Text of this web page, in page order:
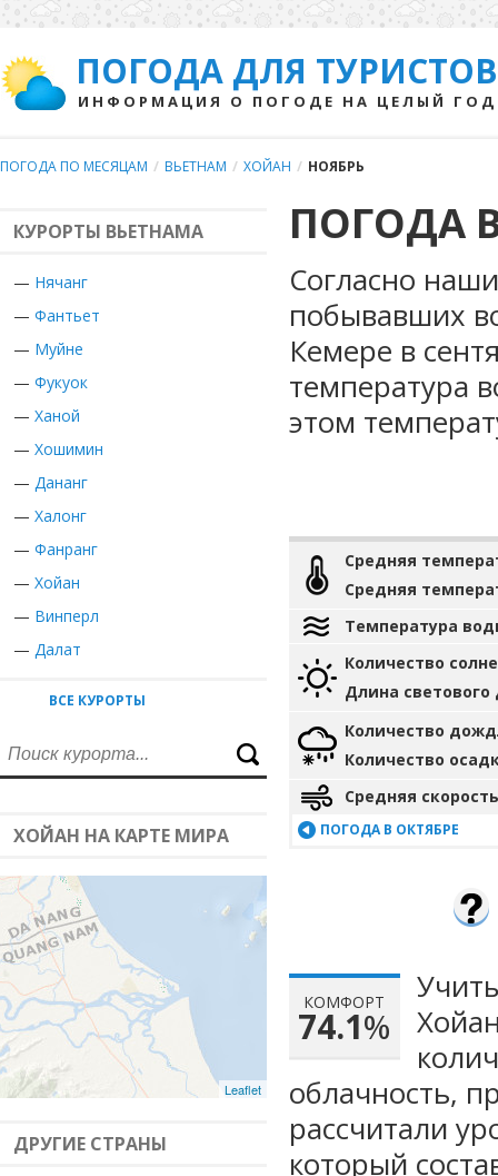
ПОГОДА ДЛЯ ТУРИСТОВ
ИНФОРМАЦИЯ О ПОГОДЕ НА ЦЕЛЫЙ ГОД
ПОГОДА ПО МЕСЯЦАМ / ВЬЕТНАМ / ХОЙАН / НОЯБРЬ
КУРОРТЫ ВЬЕТНАМА
— Нячанг
— Фантьет
— Муйне
— Фукуок
— Ханой
— Хошимин
— Дананг
— Халонг
— Фанранг
— Хойан
— Винперл
— Далат
ВСЕ КУРОРТЫ
ХОЙАН НА КАРТЕ МИРА
Leaflet
ДРУГИЕ СТРАНЫ
ПОГОДА
Согласно
побывавших
Кемере в
температура
этом
Средняя
Средняя
Температура
Количество
Длина светового
Количество
Количество
Средняя
ПОГОДА В ОКТЯБРЕ
КОМФОРТ
74.1%
облачность,
рассчитали
который